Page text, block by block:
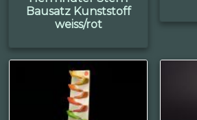
Bausatz Kunststoff
weiss/rot